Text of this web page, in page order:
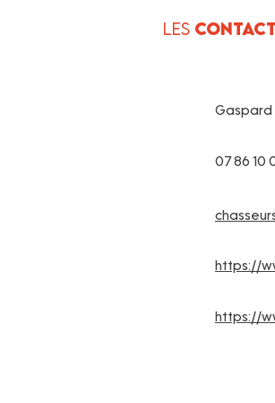
Les
Gaspard
07 86 10
https://
https://